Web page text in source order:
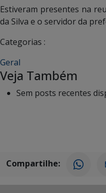
Estiveram presentes na
da Silva e o servidor da
Categorias :
Geral
Veja Também
Sem posts recentes
Compartilhe: